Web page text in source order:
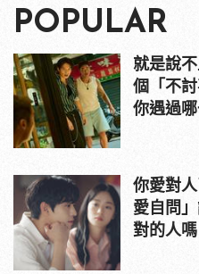
POPULAR
就是說
個「不
你遇過
你愛對
愛自問
對的人嗎